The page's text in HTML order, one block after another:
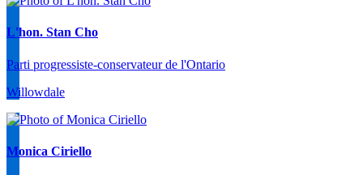
L'hon. Stan Cho
Parti progressiste-conservateur de l'Ontario
Willowdale
Monica Ciriello